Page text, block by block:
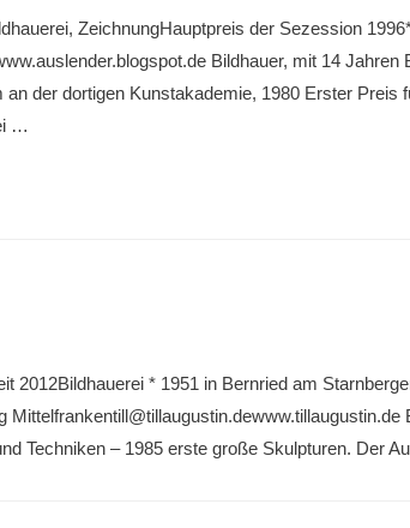
ZeichnungHauptpreis der Sezession
Bildhauer, mit 14
der dortigen Kunstakademie, 1980 Erster
…
2012Bildhauerei * 1951 in Bernried am
Techniken – 1985 erste große Skulpturen. Der